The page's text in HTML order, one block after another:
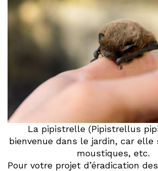
La pipistrelle (Pipistrellus
bienvenue dans le jardin, car elle
moustiques, etc.
Pour votre projet d’éradication